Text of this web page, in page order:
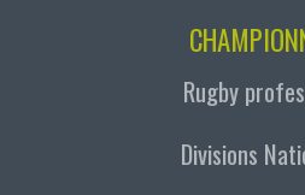
Rugby
Divisions